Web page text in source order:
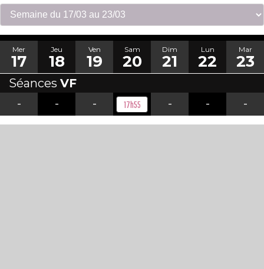
Mer
17
Jeu
18
Ven
19
Sam
20
Dim
21
Lun
22
Mar
23
Séances VF
-
- - 17h55 - - -